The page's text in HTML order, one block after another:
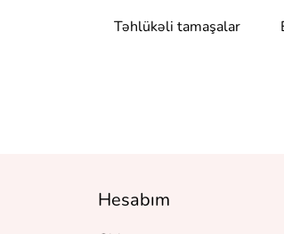
Təhlükəli tamaşalar
Hesabım